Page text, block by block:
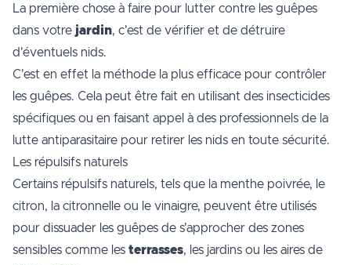
La première chose à faire pour lutter contre les guêpes
dans votre jardin, c'est de vérifier et de détruire
d'éventuels nids.
C'est en effet la méthode la plus efficace pour contrôler
les guêpes. Cela peut être fait en utilisant des insecticides
spécifiques ou en faisant appel à des professionnels de la
lutte antiparasitaire pour retirer les nids en toute sécurité.
Les répulsifs naturels
Certains répulsifs naturels, tels que la menthe poivrée, le
citron, la citronnelle ou le vinaigre, peuvent être utilisés
pour dissuader les guêpes de s'approcher des zones
sensibles comme les terrasses, les jardins ou les aires de